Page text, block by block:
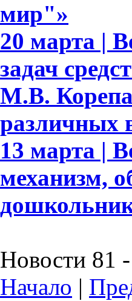
мир"»
20 марта |
задач
М.В.
различных
13 марта |
механизм,
Новости 81
Начало |